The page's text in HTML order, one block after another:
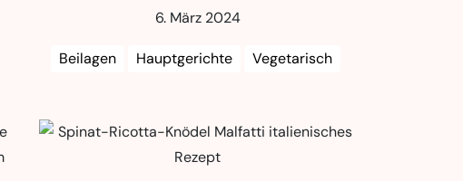
6. März 2024
Beilagen Hauptgerichte Vegetarisch